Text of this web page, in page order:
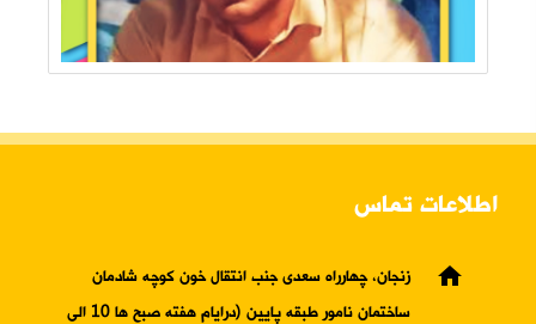
اطلاعات تماس
home
زنجان، چهارراه سعدی جنب انتقال خون کوچه شادمان
ساختمان نامور طبقه پایین (درایام هفته صبح ها 10 الی